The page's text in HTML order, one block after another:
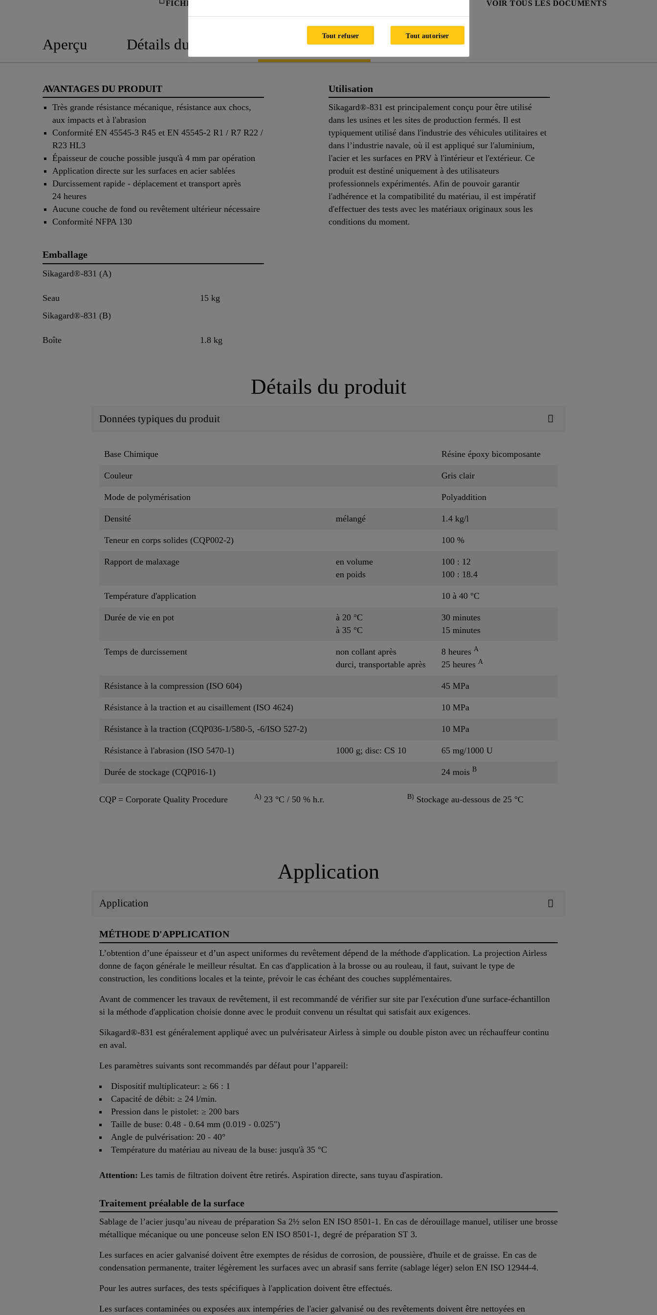
FICHE TECHNIQUE DU PRODUIT VOIR TOUS LES DOCUMENTS
Aperçu Détails du produit Application Documents
AVANTAGES DU PRODUIT
Très grande résistance mécanique, résistance aux chocs,
aux impacts et à l'abrasion
Conformité EN 45545-3 R45 et EN 45545-2 R1 / R7 R22 /
R23 HL3
Épaisseur de couche possible jusqu'à 4 mm par opération
Application directe sur les surfaces en acier sablées
Durcissement rapide - déplacement et transport après
24 heures
Aucune couche de fond ou revêtement ultérieur nécessaire
Conformité NFPA 130
Utilisation
Sikagard®-831 est principalement conçu pour être utilisé
dans les usines et les sites de production fermés. Il est
typiquement utilisé dans l'industrie des véhicules utilitaires et
dans l’industrie navale, où il est appliqué sur l'aluminium,
l'acier et les surfaces en PRV à l'intérieur et l'extérieur. Ce
produit est destiné uniquement à des utilisateurs
professionnels expérimentés. Afin de pouvoir garantir
l'adhérence et la compatibilité du matériau, il est impératif
d'effectuer des tests avec les matériaux originaux sous les
conditions du moment.
Emballage
Sikagard®-831 (A)
Seau
15 kg
Sikagard®-831 (B)
Boîte 1.8 kg
Détails du produit
Données typiques du produit
Base Chimique Résine époxy bicomposante
Couleur Gris clair
Mode de polymérisation Polyaddition
Densité mélangé 1.4 kg/l
Teneur en corps solides (CQP002-2) 100 %
Rapport de malaxage
en volume
en poids
100 : 12
100 : 18.4
Température d'application 10 à 40 °C
Durée de vie en pot
à 20 °C
à 35 °C
30 minutes
15 minutes
Temps de durcissement
non collant après
durci, transportable après
8 heures A
25 heures A
Résistance à la compression (ISO 604) 45 MPa
Résistance à la traction et au cisaillement (ISO 4624) 10 MPa
Résistance à la traction (CQP036-1/580-5, -6/ISO 527-2) 10 MPa
Résistance à l'abrasion (ISO 5470-1) 1000 g; disc: CS 10 65 mg/1000 U
Durée de stockage (CQP016-1) 24 mois B
CQP = Corporate Quality Procedure A) 23 °C / 50 % h.r. B) Stockage au-dessous de 25 °C
Application
Application
MÉTHODE D'APPLICATION
L’obtention d’une épaisseur et d’un aspect uniformes du revêtement dépend de la méthode d'application. La projection Airless
donne de façon générale le meilleur résultat. En cas d'application à la brosse ou au rouleau, il faut, suivant le type de
construction, les conditions locales et la teinte, prévoir le cas échéant des couches supplémentaires.
Avant de commencer les travaux de revêtement, il est recommandé de vérifier sur site par l'exécution d'une surface-échantillon
si la méthode d'application choisie donne avec le produit convenu un résultat qui satisfait aux exigences.
Sikagard®-831 est généralement appliqué avec un pulvérisateur Airless à simple ou double piston avec un réchauffeur continu
en aval.
Les paramètres suivants sont recommandés par défaut pour l’appareil:
Dispositif multiplicateur: ≥ 66 : 1
Capacité de débit: ≥ 24 l/min.
Pression dans le pistolet: ≥ 200 bars
Taille de buse: 0.48 - 0.64 mm (0.019 - 0.025")
Angle de pulvérisation: 20 - 40°
Température du matériau au niveau de la buse: jusqu'à 35 °C
Attention: Les tamis de filtration doivent être retirés. Aspiration directe, sans tuyau d'aspiration.
Traitement préalable de la surface
Sablage de l’acier jusqu’au niveau de préparation Sa 2½ selon EN ISO 8501-1. En cas de dérouillage manuel, utiliser une brosse
métallique mécanique ou une ponceuse selon EN ISO 8501-1, degré de préparation ST 3.
Les surfaces en acier galvanisé doivent être exemptes de résidus de corrosion, de poussière, d'huile et de graisse. En cas de
condensation permanente, traiter légèrement les surfaces avec un abrasif sans ferrite (sablage léger) selon EN ISO 12944-4.
Pour les autres surfaces, des tests spécifiques à l'application doivent être effectués.
Les surfaces contaminées ou exposées aux intempéries de l'acier galvanisé ou des revêtements doivent être nettoyées en
Tout refuser Tout autoriser